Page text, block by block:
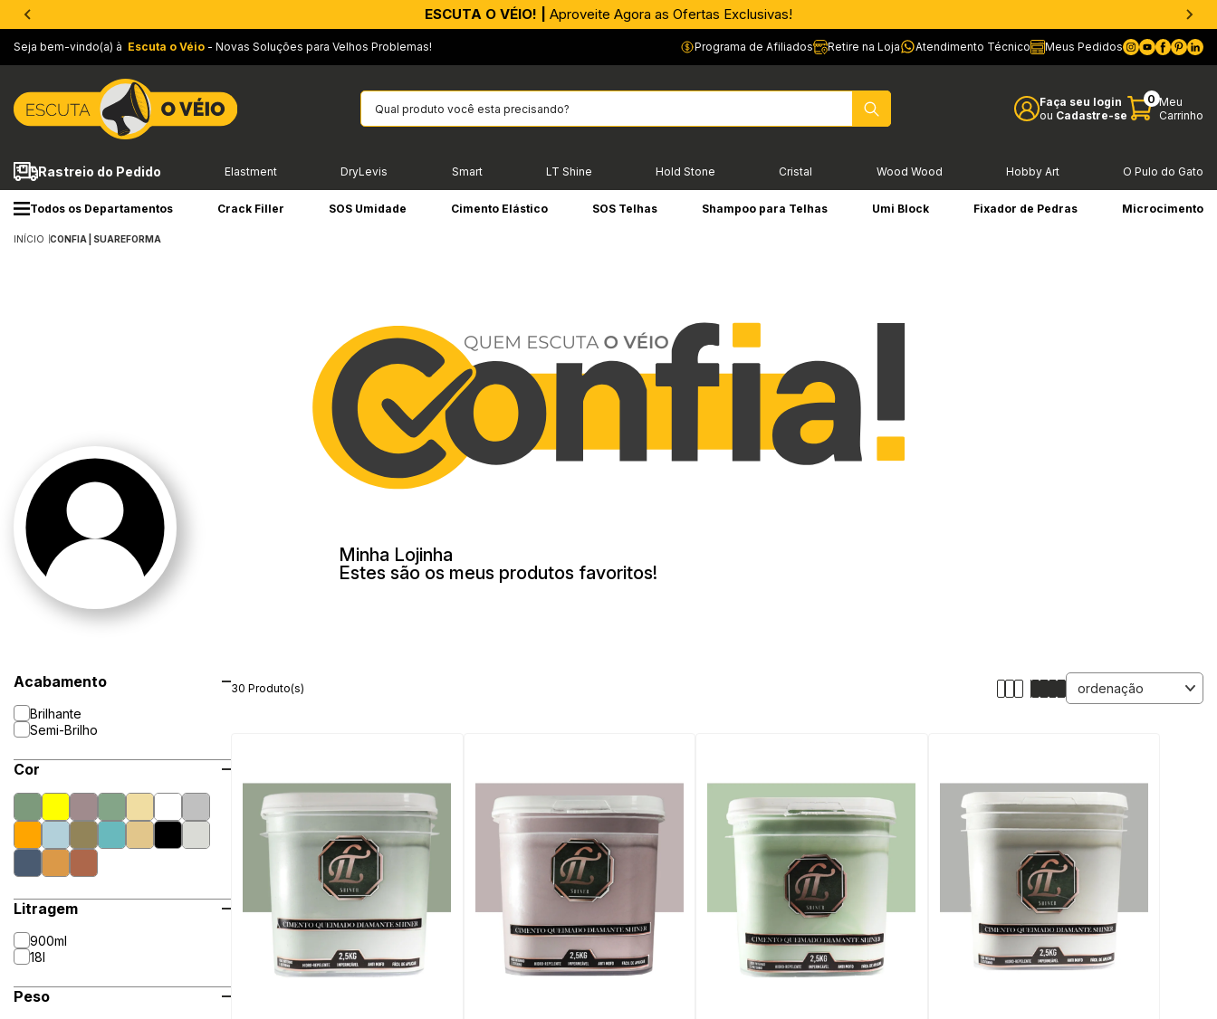
APROVEITE AGORA |PIX parcelado em até 4x sem Juros!*
Seja bem-vindo(a) à Escuta o Véio - Novas Soluções para Velhos Problemas! Programa de Afiliados Retire na Loja Atendimento Técnico Meus Pedidos
Faça seu login
ou Cadastre-se
0 Meu
Carrinho
Rastreio do Pedido Elastment DryLevis Smart LT Shine Hold Stone Cristal Wood Wood Hobby Art O Pulo do Gato
Todos os Departamentos Crack Filler SOS Umidade Cimento Elástico SOS Telhas Shampoo para Telhas Umi Block Fixador de Pedras Microcimento
INÍCIO CONFIA | SUAREFORMA
Minha Lojinha
Estes são os meus produtos favoritos!
Acabamento
Brilhante
Semi-Brilho
Cor
Litragem
900ml
18l
Peso
30 Produto(s)